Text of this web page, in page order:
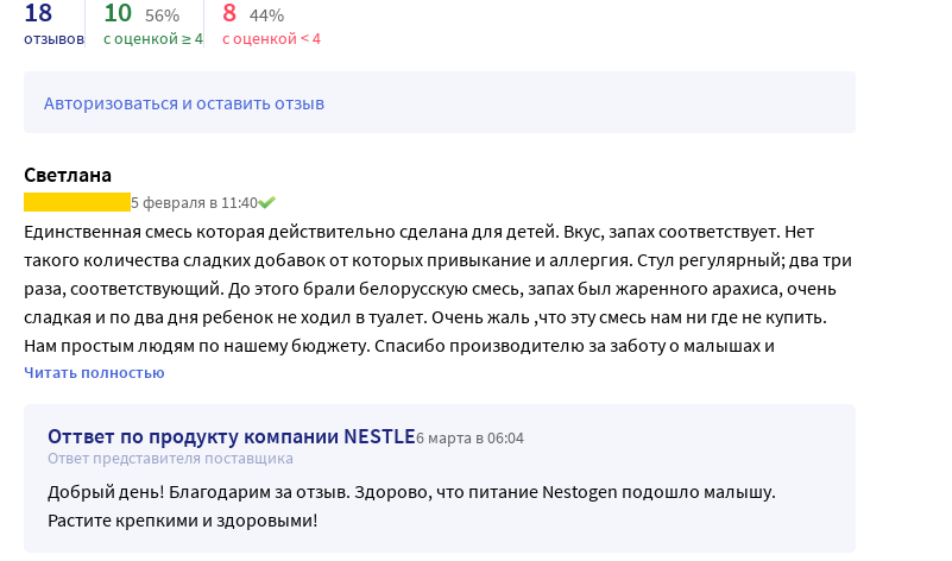
18
отзывов
10 56%
с оценкой ≥ 4
8 44%
с оценкой < 4
Авторизоваться и оставить отзыв
Светлана
5 февраля в 11:40
Единственная смесь которая действительно сделана для детей. Вкус, запах соответствует. Нет
такого количества сладких добавок от которых привыкание и аллергия. Стул регулярный; два три
раза, соответствующий. До этого брали белорусскую смесь, запах был жаренного арахиса, очень
сладкая и по два дня ребенок не ходил в туалет. Очень жаль ,что эту смесь нам ни где не купить.
Нам простым людям по нашему бюджету. Спасибо производителю за заботу о малышах и
родителях!
Читать полностью
Оттвет по продукту компании NESTLE6 марта в 06:04
Ответ представителя поставщика
Добрый день! Благодарим за отзыв. Здорово, что питание Nestogen подошло малышу.
Растите крепкими и здоровыми!